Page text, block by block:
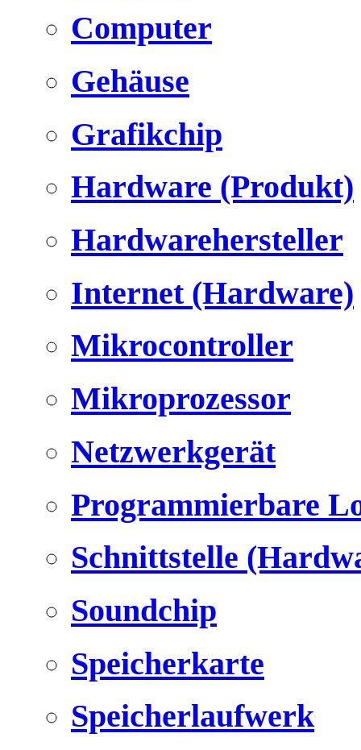
Computer
Gehäuse
Grafikchip
Hardware (Produkt)
Hardwarehersteller
Internet (Hardware)
Mikrocontroller
Mikroprozessor
Netzwerkgerät
Programmierbare
Schnittstelle
Soundchip
Speicherkarte
Speicherlaufwerk